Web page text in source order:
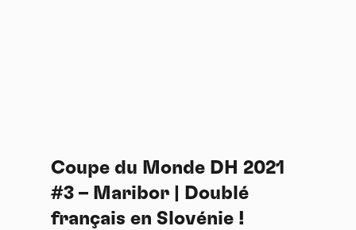
Coupe du Monde DH 2021
#3 – Maribor | Doublé
français en Slovénie !